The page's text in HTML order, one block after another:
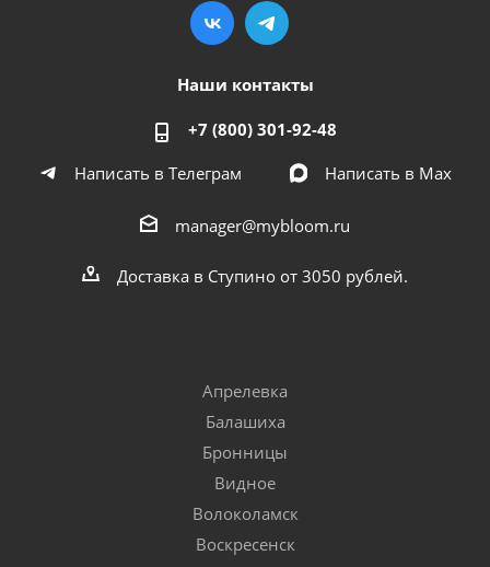
Наши контакты
+7 (800) 301-92-48
Написать в Телеграм
Написать в Мах
manager@mybloom.ru
Доставка в Ступино от 3050 рублей.
Апрелевка
Балашиха
Бронницы
Видное
Волоколамск
Воскресенск